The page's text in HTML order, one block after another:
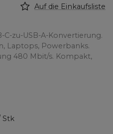
Auf die Einkaufsliste
C-zu-USB-A-Konvertierung.
Laptops, Powerbanks.
480 Mbit/s. Kompakt,
Stk